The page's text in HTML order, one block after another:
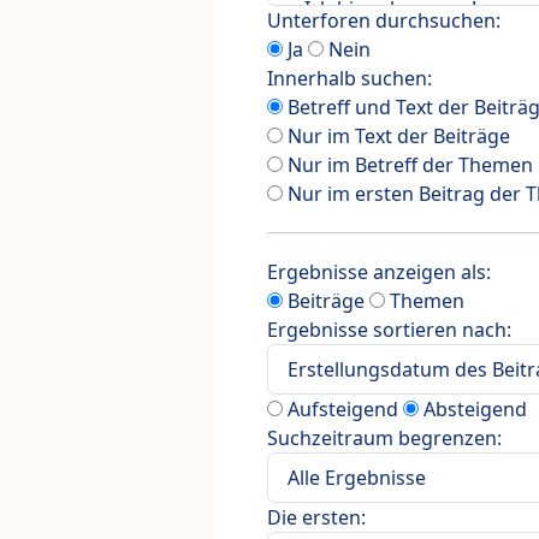
Unterforen durchsuchen:
Ja
Nein
Innerhalb suchen:
Betreff und Text der
Nur im Text der Beiträge
Nur im Betreff der Themen
Nur im ersten Beitrag der
Ergebnisse anzeigen als:
Beiträge
Themen
Ergebnisse sortieren nach:
Aufsteigend
Absteigend
Suchzeitraum begrenzen:
Die ersten: